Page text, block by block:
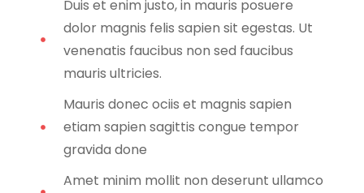
Duis et enim justo, in mauris posuere
dolor magnis felis sapien sit egestas. Ut
venenatis faucibus non sed faucibus
mauris ultricies.
Mauris donec ociis et magnis sapien
etiam sapien sagittis congue tempor
gravida done
Amet minim mollit non deserunt ullamco